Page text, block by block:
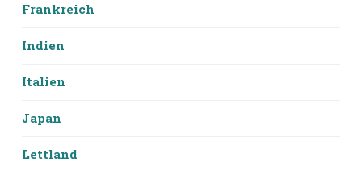
Frankreich
Indien
Italien
Japan
Lettland